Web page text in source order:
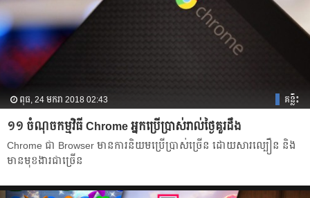
ពុធ, 24 មករា 2018 02:43 គន្លឹះ
១១ ចំណុច​កម្មវិធី Chrome អ្នកប្រើប្រាស់​រាល់ថ្ងៃ​គួរ​ដឹង
Chrome ជា Browser មានការនិយមប្រើប្រាស់ច្រើន ដោយសារល្បឿន និង
មានមុខងារជាច្រើន